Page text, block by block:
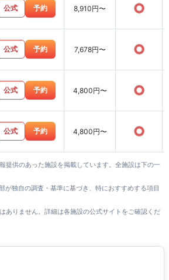
公式 予約 8,910円〜 ○
公式 予約 7,678円〜 ○
公式 予約 4,800円〜 ○
公式 予約 4,800円〜 ○
提供のあった施設を掲載しています。全施設は下の一
が独自の調査・基準に基づき、特におすすめする項目
ありません。詳細は各施設の公式サイトをご確認くだ